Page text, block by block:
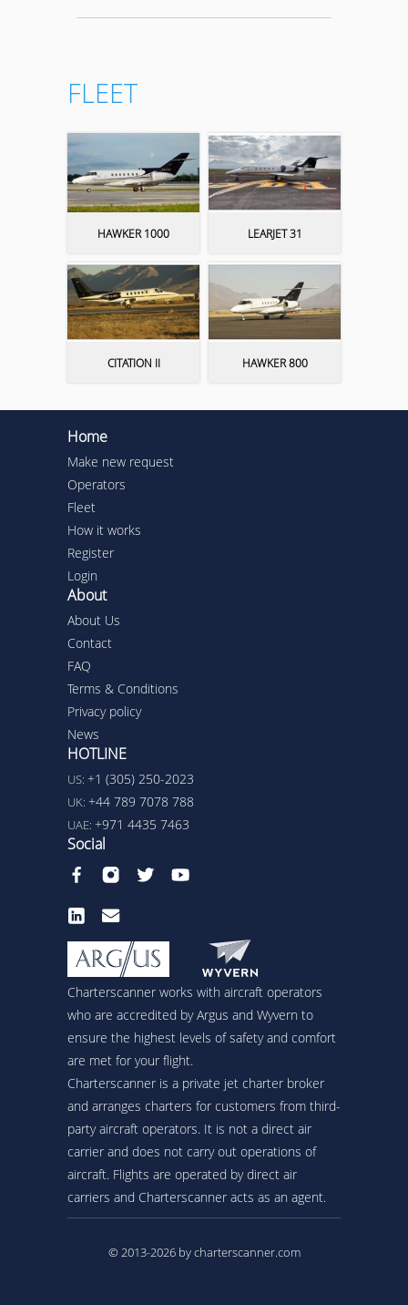
FLEET
HAWKER 1000 LEARJET 31
CITATION II HAWKER 800
Home
Make new request
Operators
Fleet
How it works
Register
Login
About
About Us
Contact
FAQ
Terms & Conditions
Privacy policy
News
HOTLINE
US: +1 (305) 250-2023
UK: +44 789 7078 788
UAE: +971 4435 7463
Social
Charterscanner works with aircraft operators
who are accredited by Argus and Wyvern to
ensure the highest levels of safety and comfort
are met for your flight.
Charterscanner is a private jet charter broker
and arranges charters for customers from third-
party aircraft operators. It is not a direct air
carrier and does not carry out operations of
aircraft. Flights are operated by direct air
carriers and Charterscanner acts as an agent.
© 2013-2026 by charterscanner.com